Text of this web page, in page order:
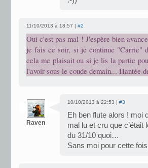
11/10/2013 à 18:57 | #2
Oui c'est pas mal ! J'espère bien
je fais ce soir, si je continue "Carrie"
cela me plaisait ou si je lis la partie
l'avoir sous le coude demain... Hantée
Raven
10/10/2013 à 22:53 | #3
Eh ben flute alors ! moi
mal lu et cru que
du 31/10 quoi…
Sans moi pour cette